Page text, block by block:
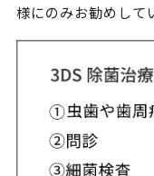
様にのみお勧めして